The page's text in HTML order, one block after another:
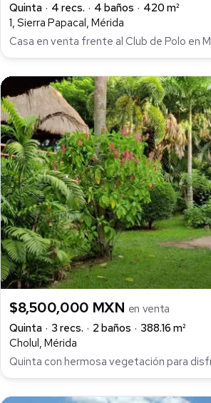
Quinta
4 recs. 4 baños
420 m²
1, Sierra Papacal, Mérida
Casa en venta frente al Club de Polo en
$8,500,000 MXN en venta
Quinta
3 recs. 2 baños
388.16 m²
Cholul, Mérida
Quinta con hermosa vegetación para